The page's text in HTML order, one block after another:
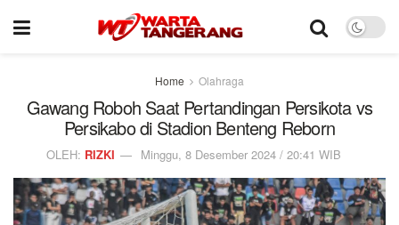
Home Olahraga
Gawang Roboh Saat Pertandingan Persikota vs
Persikabo di Stadion Benteng Reborn
OLEH: RIZKI Minggu, 8 Desember 2024 / 20:41 WIB